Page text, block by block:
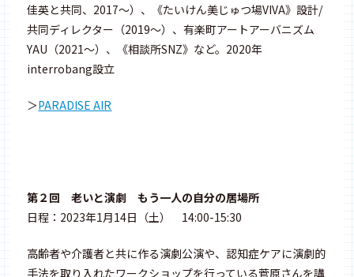
佳英と共同、2017〜）、《たいけん美じゅつ場VIVA》設計/
共同ディレクター（2019〜）、有楽町アートアーバニズム
YAU（2021〜）、《相談所SNZ》など。2020年
interrobang設立
＞PARADISE AIR
第２回 老いと演劇 もう一人の自分の居場所
日程：2023年1月14日（土） 14:00-15:30
高齢者や介護者と共に作る演劇公演や、認知症ケアに演劇的
手法を取り入れたワークショップを行っている菅原さんを講